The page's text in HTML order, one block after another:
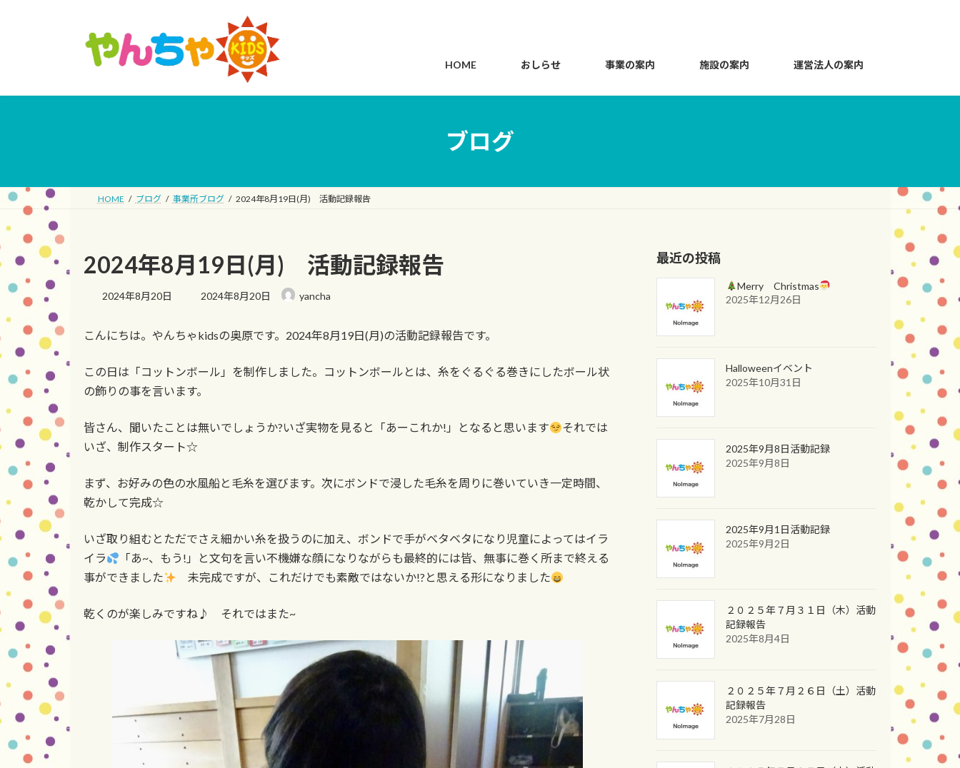
へ
ョ
HOME おしらせ 事業の案内 施設の案内 運営法人の案内
ブログ
HOME ブログ 事業所ブログ 2024年8月19日(月) 活動記録報告
2024年8月19日(月) 活動記録報告
2024年8月20日
最
新
2024年8月20日 yancha
こんにちは。やんちゃkidsの奥原です。2024年8月19日(月)の活動記録報告です。
この日は「コットンボール」を制作しました。コットンボールとは、糸をぐるぐる巻きにしたボール状
の飾りの事を言います。
皆さん、聞いたことは無いでしょうか?いざ実物を見ると「あーこれか!」となると思います
それでは
いざ、制作スタート☆
まず、お好みの色の水風船と毛糸を選びます。次にボンドで浸した毛糸を周りに巻いていき一定時間、
乾かして完成☆
いざ取り組むとただでさえ細かい糸を扱うのに加え、ボンドで手がベタベタになり児童によってはイラ
イラ
「あ~、もう!」と文句を言い不機嫌な顔になりながらも最終的には皆、無事に巻く所まで終える
事ができました
未完成ですが、これだけでも素敵ではないか!?と思える形になりました
乾くのが楽しみですね♪ それではまた~
最近の投稿
Merry Christmas
2025年12月26日
Halloweenイベント
2025年10月31日
2025年9月8日活動記録
2025年9月8日
2025年9月1日活動記録
2025年9月2日
２０２５年７月３１日（木）活動
記録報告
2025年8月4日
２０２５年７月２６日（土）活動
記録報告
2025年7月28日